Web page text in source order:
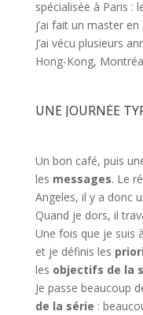
spécialisée à Paris :
j’ai fait un master
J’ai vécu plusieurs
Hong-Kong,
UNE JOURNÉE
Un bon café, puis
les messages. Le
Angeles, il y a donc
Quand je dors, il
Une fois que je suis
et je définis les
les objectifs de la
Je passe beaucoup
de la série :